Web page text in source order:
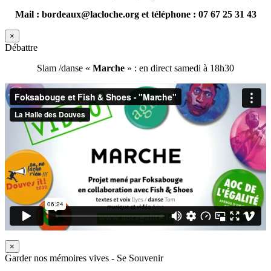
Mail : bordeaux@lacloche.org et téléphone : 07 67 25 31 43
×
Débattre
Slam /danse « Marche » : en direct samedi à 18h30
×
Garder nos mémoires vives - Se Souvenir